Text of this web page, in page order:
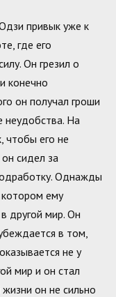
привык уже к
где его
Он грезил о
конечно
он получал гроши
неудобства. На
чтобы его не
сидел за
Однажды
ему
другой мир. Он
в том,
не у
мир и он стал
он не сильно